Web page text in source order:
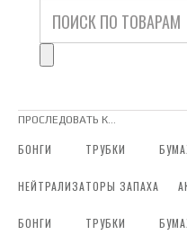
ПРОСЛЕДОВАТЬ К...
БОНГИ ТРУБКИ
НЕЙТРАЛИЗАТОРЫ ЗАПАХА
БОНГИ ТРУБКИ